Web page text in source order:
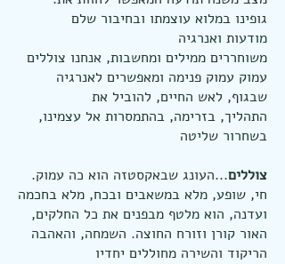
גופינו במלוא עוצמתו ובחיבור שלם
מודעות ואנרגיה
משוחררים ממילים ומחשבות, אנחנו צוללים
עמוק עמוק פנימה ומאפשרים לאנרגיה
שבגוף, לאש החיים, להוביל את
התהליך, בזרימה, בהתמסרות אל עצמינו,
בשחרור שליטה
צוללים...העונג שבאקסטזה הוא כה עמוק.
חי, שופע, מלא במשאבים ובכח, מלא בחכמה
ועדנה, הוא מלטף מבפנים את כל החלקים,
האור קורן וזורח החוצה. השמחה, והאהבה
הריקוד והשירה מחוללים יחדיו